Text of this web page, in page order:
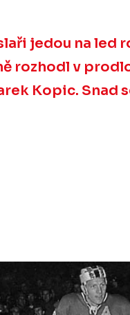
jedou na led
rozhodl v
Kopic. Snad